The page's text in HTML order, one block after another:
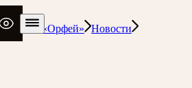
музыки «Орфей»
Новости